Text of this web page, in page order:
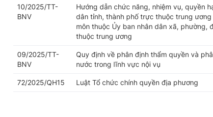
10/2025/TT-
BNV
Hướng dẫn chức năng, nhiệm vụ, quyền
dân tỉnh, thành phố trực thuộc trung
môn thuộc Ủy ban nhân dân xã, phường,
thuộc trung ương
09/2025/TT-
BNV
Quy định về phân định thẩm quyền và
nước trong lĩnh vực nội vụ
72/2025/QH15 Luật Tổ chức chính quyền địa phương